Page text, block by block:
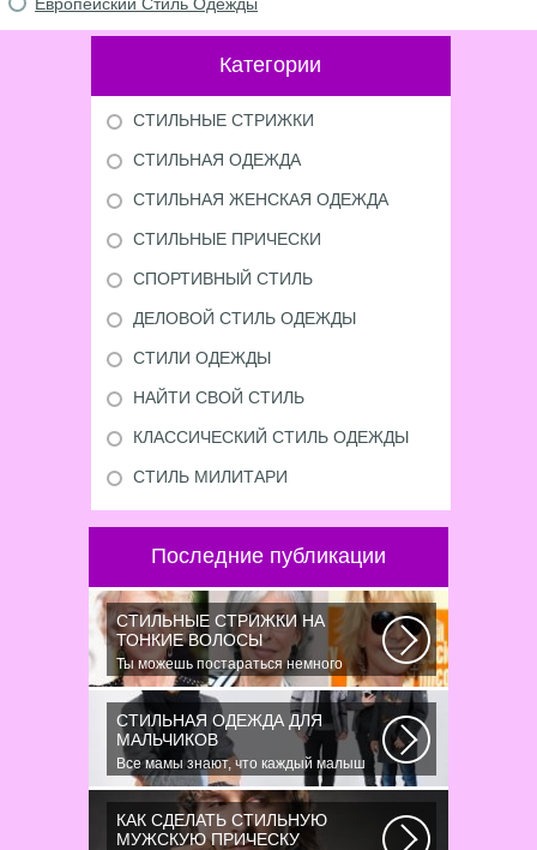
Категории
СТИЛЬНЫЕ СТРИЖКИ
СТИЛЬНАЯ ОДЕЖДА
СТИЛЬНАЯ ЖЕНСКАЯ ОДЕЖДА
СТИЛЬНЫЕ ПРИЧЕСКИ
СПОРТИВНЫЙ СТИЛЬ
ДЕЛОВОЙ СТИЛЬ ОДЕЖДЫ
СТИЛИ ОДЕЖДЫ
НАЙТИ СВОЙ СТИЛЬ
КЛАССИЧЕСКИЙ СТИЛЬ ОДЕЖДЫ
СТИЛЬ МИЛИТАРИ
Последние публикации
СТИЛЬНЫЕ СТРИЖКИ НА
ТОНКИЕ ВОЛОСЫ
Ты можешь постараться немного
уплотнить свои тонкие волосы с
помощью специальных...
СТИЛЬНАЯ ОДЕЖДА ДЛЯ
МАЛЬЧИКОВ
Все мамы знают, что каждый малыш
индивидуальный. И проявлять эту
индивидуальность...
КАК СДЕЛАТЬ СТИЛЬНУЮ
МУЖСКУЮ ПРИЧЕСКУ